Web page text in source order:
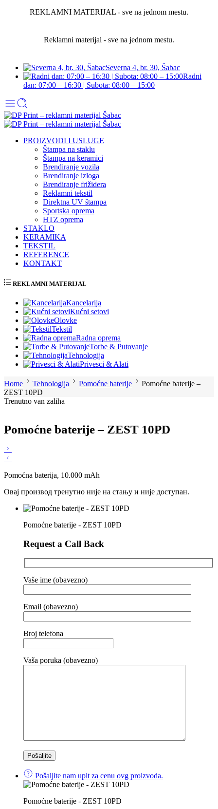
REKLAMNI MATERIJAL - sve na jednom mestu.
Reklamni materijal - sve na jednom mestu.
Severna 4, br. 30, Šabac
Radni
dan: 07:00 – 16:30 | Subota: 08:00 – 15:00
PROIZVODI I USLUGE
Štampa na staklu
Štampa na keramici
Brendiranje vozila
Brendiranje izloga
Brendiranje frižidera
Reklamni tekstil
Direktna UV štampa
Sportska oprema
HTZ oprema
STAKLO
KERAMIKA
TEKSTIL
REFERENCE
KONTAKT
REKLAMNI MATERIJAL
Kancelarija
Kućni setovi
Olovke
Tekstil
Radna oprema
Torbe & Putovanje
Tehnologija
Privesci & Alati
Home Tehnologija Pomoćne baterije
Pomoćne baterije –
ZEST 10PD
Trenutno van zaliha
Pomoćne baterije – ZEST 10PD
Pomoćna baterija, 10.000 mAh
Овај производ тренутно није на стању и није доступан.
Pomoćne baterije - ZEST 10PD
Request a Call Back
Vaše ime (obavezno)
Email (obavezno)
Broj telefona
Vaša poruka (obavezno)
Pošaljite nam upit za cenu ovg proizvoda.
Pomoćne baterije - ZEST 10PD